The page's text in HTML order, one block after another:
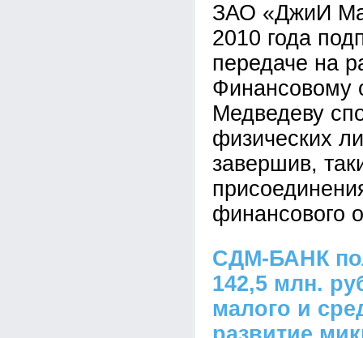
ЗАО «ДжиИ
2010 года
передаче на
Финансовому
Медведеву
физических
завершив,
финансового
СДМ-БАНК
142,5 млн.
малого и